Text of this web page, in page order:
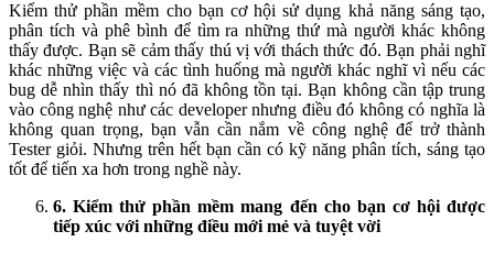
Kiểm thử phần mềm cho bạn cơ hội sử dụng khả năng sáng tạo,
phân tích và phê bình để tìm ra những thứ mà người khác không
thấy được. Bạn sẽ cảm thấy thú vị với thách thức đó. Bạn phải nghĩ
khác những việc và các tình huống mà người khác nghĩ vì nếu các
bug dễ nhìn thấy thì nó đã không tồn tại. Bạn không cần tập trung
vào công nghệ như các developer nhưng điều đó không có nghĩa là
không quan trọng, bạn vẫn cần nắm về công nghệ để trở thành
Tester giỏi. Nhưng trên hết bạn cần có kỹ năng phân tích, sáng tạo
tốt để tiến xa hơn trong nghề này.
6. Kiểm thử phần mềm mang đến cho bạn cơ hội được
tiếp xúc với những điều mới mẻ và tuyệt vời